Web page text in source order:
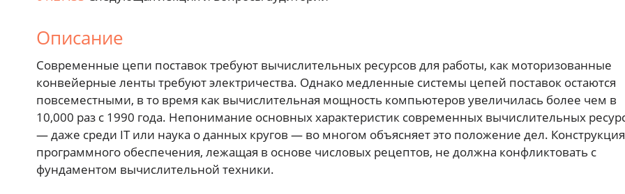
Описание
Современные цепи поставок требуют вычислительных ресурсов для работы, как моторизованные
конвейерные ленты требуют электричества. Однако медленные системы цепей поставок остаются
повсеместными, в то время как вычислительная мощность компьютеров увеличилась более чем в
10,000 раз с 1990 года. Непонимание основных характеристик современных вычислительных
— даже среди IT или наука о данных кругов — во многом объясняет это положение дел. Конструкция
программного обеспечения, лежащая в основе числовых рецептов, не должна конфликтовать с
фундаментом вычислительной техники.